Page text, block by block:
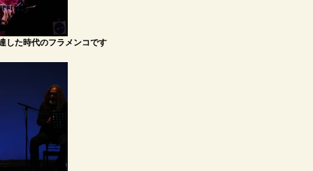
した時代のフラメンコです